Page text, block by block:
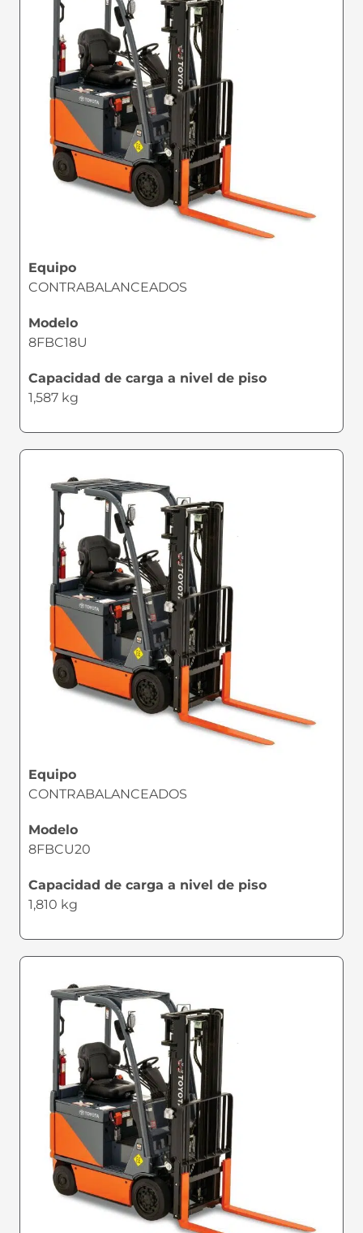
Equipo
CONTRABALANCEADOS
Modelo
8FBC18U
Capacidad de carga a nivel de piso
1,587 kg
Equipo
CONTRABALANCEADOS
Modelo
8FBCU20
Capacidad de carga a nivel de piso
1,810 kg